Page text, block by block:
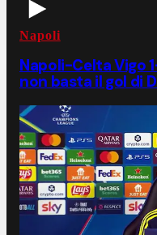
Napoli
Napoli-Celta Vigo
non basta il gol di